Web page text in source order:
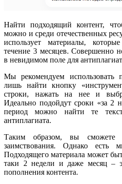
Найти подходящий контент,
можно и среди отечественных
использует материалы,
течение 3 месяцев. Совершенно
в невидимом поле для
Мы рекомендуем использовать
лишь найти кнопку
строки, нажать на нее и
Идеально подойдут сроки «за 2
период можно найти те
антиплагиата.
Таким образом, вы сможете
заимствования. Однако есть
Подходящего материала может
таки 2 недели и даже месяц –
пополнения контента.